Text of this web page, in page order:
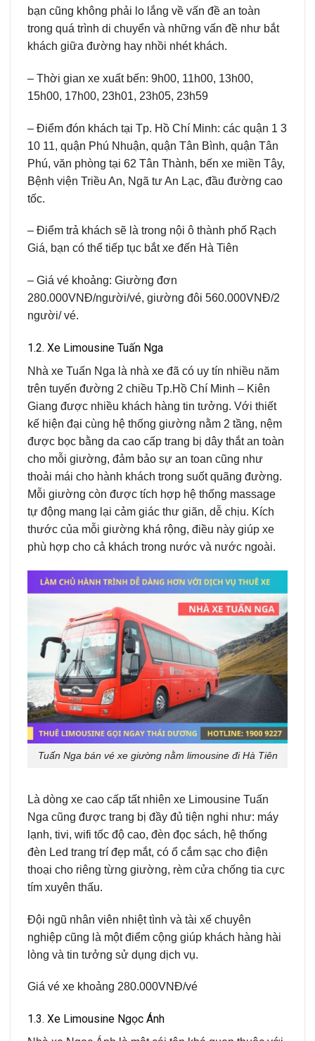
bạn cũng không phải lo lắng về vấn đề an toàn
trong quá trình di chuyển và những vấn đề như bắt
khách giữa đường hay nhồi nhét khách.
– Thời gian xe xuất bến: 9h00, 11h00, 13h00,
15h00, 17h00, 23h01, 23h05, 23h59
– Điểm đón khách tại Tp. Hồ Chí Minh: các quận 1 3
10 11, quận Phú Nhuận, quận Tân Bình, quận Tân
Phú, văn phòng tại 62 Tân Thành, bến xe miền Tây,
Bệnh viện Triều An, Ngã tư An Lạc, đầu đường cao
tốc.
– Điểm trả khách sẽ là trong nội ô thành phố Rạch
Giá, bạn có thể tiếp tục bắt xe đến Hà Tiên
– Giá vé khoảng: Giường đơn
280.000VNĐ/người/vé, giường đôi 560.000VNĐ/2
người/ vé.
1.2. Xe Limousine Tuấn Nga
Nhà xe Tuấn Nga là nhà xe đã có uy tín nhiều năm
trên tuyến đường 2 chiều Tp.Hồ Chí Minh – Kiên
Giang được nhiều khách hàng tin tưởng. Với thiết
kế hiện đại cùng hệ thống giường nằm 2 tầng, nệm
được bọc bằng da cao cấp trang bị dây thắt an toàn
cho mỗi giường, đảm bảo sự an toan cũng như
thoải mái cho hành khách trong suốt quãng đường.
Mỗi giường còn được tích hợp hệ thống massage
tự động mang lại cảm giác thư giãn, dễ chịu. Kích
thước của mỗi giường khá rộng, điều này giúp xe
phù hợp cho cả khách trong nước và nước ngoài.
Tuấn Nga bán vé xe giường nằm limousine đi Hà Tiên
Là dòng xe cao cấp tất nhiên xe Limousine Tuấn
Nga cũng được trang bị đầy đủ tiện nghi như: máy
lạnh, tivi, wifi tốc độ cao, đèn đọc sách, hệ thống
đèn Led trang trí đẹp mắt, có ổ cắm sạc cho điện
thoại cho riêng từng giường, rèm cửa chống tia cực
tím xuyên thấu.
Đội ngũ nhân viên nhiệt tình và tài xế chuyên
nghiệp cũng là một điểm cộng giúp khách hàng hài
lòng và tin tưởng sử dụng dịch vụ.
Giá vé xe khoảng 280.000VNĐ/vé
1.3. Xe Limousine Ngọc Ánh